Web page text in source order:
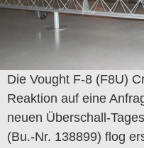
Die Vought F-8 (F8U)
Reaktion auf eine
neuen Überschall-
(Bu.-Nr. 138899) flog